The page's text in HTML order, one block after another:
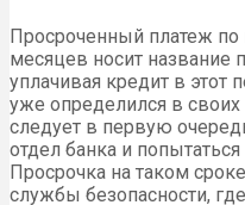
Просроченный платеж по
месяцев носит название
уплачивая кредит в этот
уже определился в
следует в первую
отдел банка и
Просрочка на таком
службы безопасности,